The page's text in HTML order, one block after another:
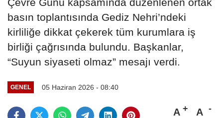
basın toplantısında Gediz Nehri’ndeki
kirliliğe dikkat çekerek tüm kurumlara iş
birliği çağrısında bulundu. Başkanlar,
“Suyun siyaseti olmaz” mesajı verdi.
GENEL 05 Haziran 2026 - 08:40
A A